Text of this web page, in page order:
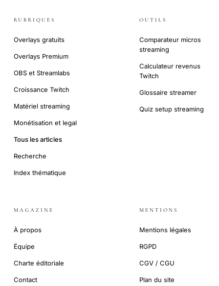
RUBRIQUES
Overlays gratuits
Overlays Premium
OBS et Streamlabs
Croissance Twitch
Matériel streaming
Monétisation et legal
Tous les articles
Recherche
Index thématique
OUTILS
Comparateur micros
streaming
Calculateur revenus
Twitch
Glossaire streamer
Quiz setup streaming
MAGAZINE
À propos
Équipe
Charte éditoriale
Contact
MENTIONS
Mentions légales
RGPD
CGV / CGU
Plan du site